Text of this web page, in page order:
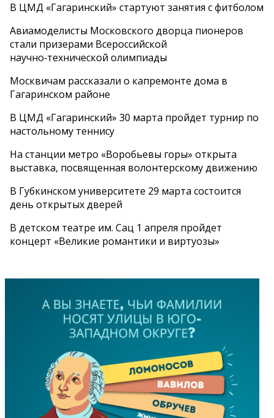
В ЦМД «Гагаринский» стартуют занятия с фитболом
Авиамоделисты Московского дворца пионеров
стали призерами Всероссийской
научно‑технической олимпиады
Москвичам рассказали о капремонте дома в
Гагаринском районе
В ЦМД «Гагаринский» 30 марта пройдет турнир по
настольному теннису
На станции метро «Воробьевы горы» открыта
выставка, посвященная волонтерскому движению
В Губкинском университете 29 марта состоится
день открытых дверей
В детском театре им. Сац 1 апреля пройдет
концерт «Великие романтики и виртуозы»